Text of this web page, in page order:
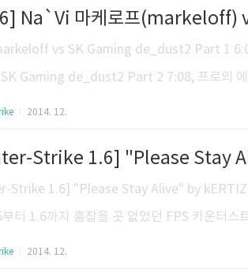
Johansson - "KRiMZ"
Na`Vi 마케로프(markeloff)
vs SK Gaming de_dust2 Part 1
Gaming de_dust2 Part 2 7:08, 프로의
성공했으나 델판은 Part 2의 8:15에서 실패
2014. 12.
Strike 1.6] "Please Stay
Strike 1.6] "Please Stay Alive" by
터 1.6까지 흠잡을 곳 없었던 FPS 카운터
fnatic f0rest NAVI markeloff Please
2014. 12.